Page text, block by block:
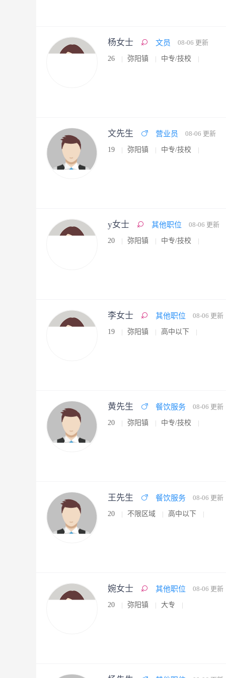
杨女士 文员 08-06 更新
26 弥阳镇 中专/技校
文先生 营业员 08-06 更新
19 弥阳镇 中专/技校
y女士 其他职位 08-06 更新
20 弥阳镇 中专/技校
李女士 其他职位 08-06 更新
19 弥阳镇 高中以下
黄先生 餐饮服务 08-06 更新
20 弥阳镇 中专/技校
王先生 餐饮服务 08-06 更新
20 不限区域 高中以下
婉女士 其他职位 08-06 更新
20 弥阳镇 大专